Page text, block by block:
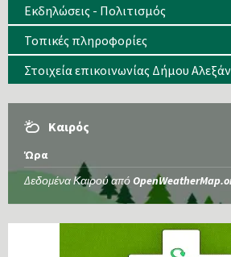
Εκδηλώσεις - Πολιτισμός
Τοπικές πληροφορίες
Στοιχεία επικοινωνίας Δήμου
Καιρός
Ώρα
Δεδομένα Καιρού από